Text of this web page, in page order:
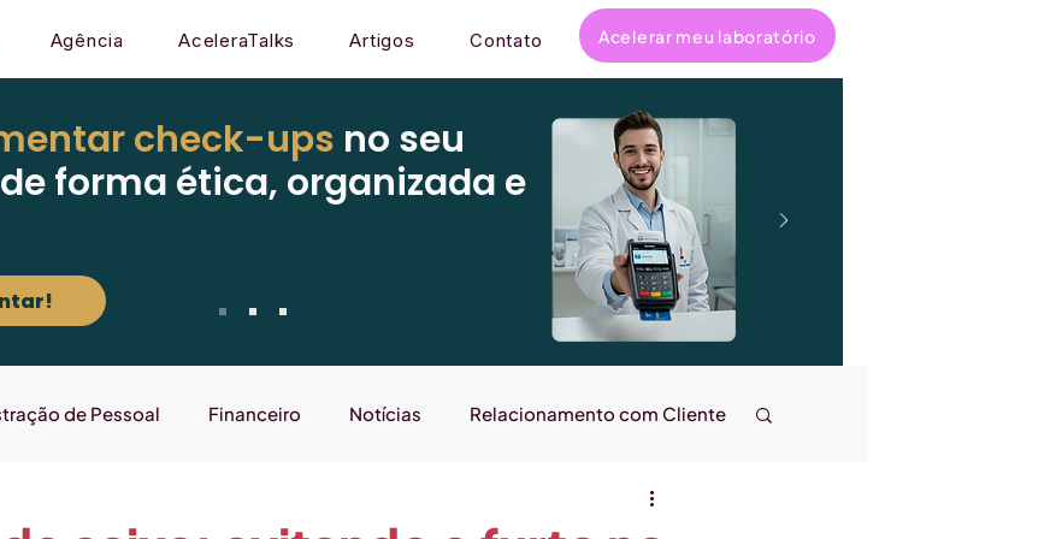
Agência AceleraTalks Artigos Contato Acelerar meu laboratório
check-ups no seu
forma ética, organizada e
de Pessoal Financeiro Notícias Relacionamento com Cliente
Entrevistas